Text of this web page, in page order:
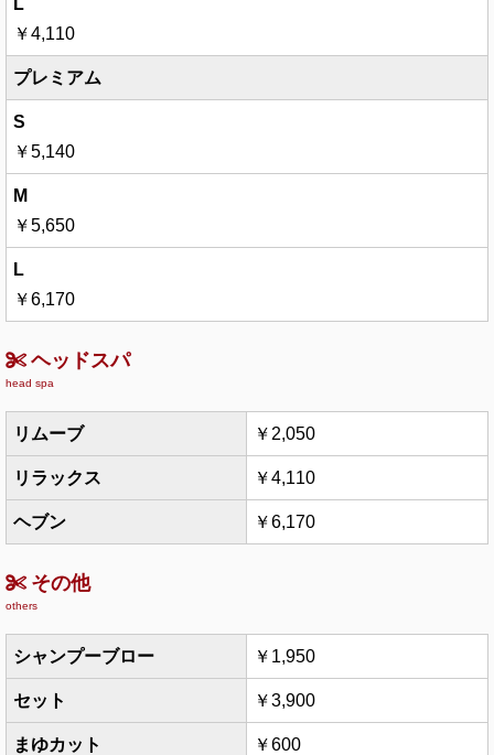
￥4,110
プレミアム
￥5,140
￥5,650
￥6,170
ヘッドスパ
head spa
リムーブ ￥2,050
リラックス ￥4,110
ヘブン ￥6,170
その他
others
シャンプーブロー ￥1,950
セット ￥3,900
まゆカット ￥600